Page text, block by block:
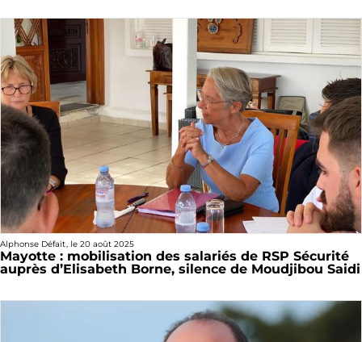
Alphonse Défait, le 20 août 2025
Mayotte : mobilisation des salariés de RSP Sécurité
auprès d’Elisabeth Borne, silence de Moudjibou Saidi